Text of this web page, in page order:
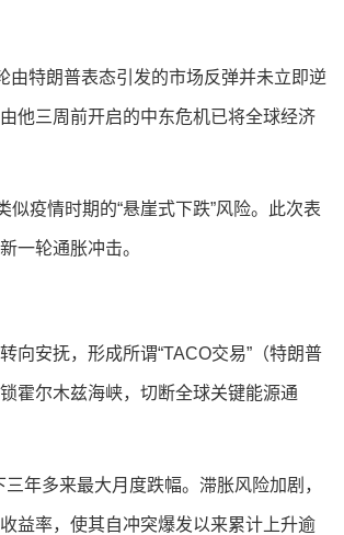
由特朗普表态引发的市场反弹并未立即逆
他三周前开启的中东危机已将全球经济
疫情时期的“悬崖式下跌”风险。此次表
一轮通胀冲击。
向安抚，形成所谓“TACO交易”（特朗普
霍尔木兹海峡，切断全球关键能源通
年多来最大月度跌幅。滞胀风险加剧，
益率，使其自冲突爆发以来累计上升逾